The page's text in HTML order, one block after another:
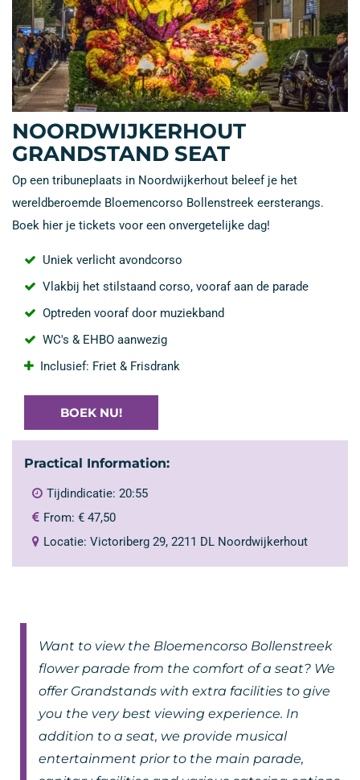
NOORDWIJKERHOUT
GRANDSTAND SEAT
Op een tribuneplaats in Noordwijkerhout beleef je het
wereldberoemde Bloemencorso Bollenstreek eersterangs.
Boek hier je tickets voor een onvergetelijke dag!
Uniek verlicht avondcorso
Vlakbij het stilstaand corso, vooraf aan de parade
Optreden vooraf door muziekband
WC's & EHBO aanwezig
Inclusief: Friet & Frisdrank
BOEK NU!
Practical Information:
Tijdindicatie: 20:55
From: € 47,50
Locatie: Victoriberg 29, 2211 DL Noordwijkerhout
Want to view the Bloemencorso Bollenstreek
flower parade from the comfort of a seat? We
offer Grandstands with extra facilities to give
you the very best viewing experience. In
addition to a seat, we provide musical
entertainment prior to the main parade,